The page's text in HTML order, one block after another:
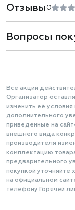
Отзывы 0
Вопросы
Все акции
Организатор
изменить её
дополнительного
приведенные на
внешнего вида
производителя
комплектацию
предварительного
покупкой уточняйте
на официальном
телефону Горячей